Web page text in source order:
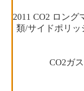
2011 CO2 ロング
類/サイドポリ
CO2ガ